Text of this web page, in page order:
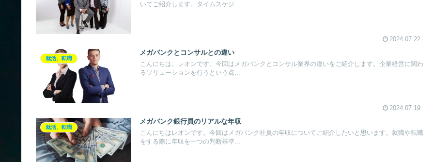
いてご紹介します。タイムスケジ...
2024.07.22
就活、転職
メガバンクとコンサルとの違い
こんにちは、レオンです。今回はメガバンクとコンサル業界の違いをご紹介します。企業経営に関わ
るソリューションを行うという点...
2024.07.19
就活、転職
メガバンク銀行員のリアルな年収
こんにちはレオンです。今回はメガバンク社員の年収についてご紹介したいと思います。就職や転職
をする際に年収を一つの判断基準...